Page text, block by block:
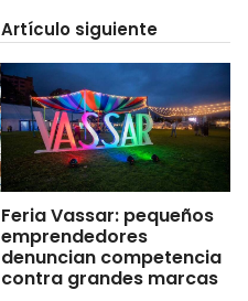
Artículo siguiente
Feria Vassar: pequeños
emprendedores
denuncian competencia
contra grandes marcas